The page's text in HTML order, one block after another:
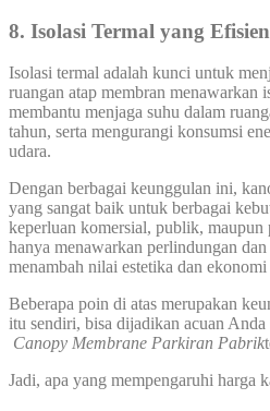
8. Isolasi Termal yang Efisien
Isolasi termal adalah kunci untuk
ruangan atap membran menawarkan
membantu menjaga suhu dalam
tahun, serta mengurangi konsumsi
udara.
Dengan berbagai keunggulan ini,
yang sangat baik untuk berbagai
keperluan komersial, publik,
hanya menawarkan perlindungan
menambah nilai estetika dan
Beberapa poin di atas merupakan
itu sendiri, bisa dijadikan acuan Anda
Canopy Membrane Parkiran Pabrik
Jadi, apa yang mempengaruhi harga